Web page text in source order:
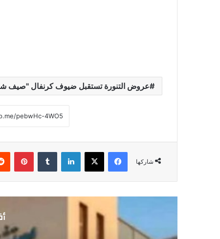
عروض التنورة تستقبل ضيوف كرنفال "صيف
شاركها
فيسبوك لينكدإن بينتيريست